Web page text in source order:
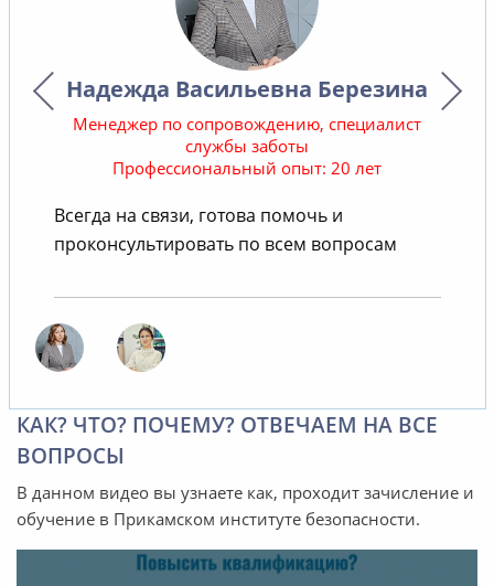
Надежда Васильевна Березина
Менеджер по сопровождению, специалист
службы заботы
Профессиональный опыт: 20 лет
Всегда на связи, готова помочь и
проконсультировать по всем вопросам
КАК? ЧТО? ПОЧЕМУ? ОТВЕЧАЕМ НА ВСЕ
ВОПРОСЫ
В данном видео вы узнаете как, проходит зачисление и
обучение в Прикамском институте безопасности.